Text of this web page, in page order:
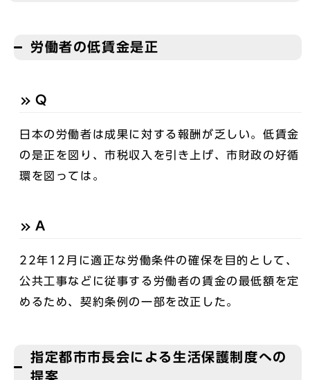
労働者の低賃金是正
Q
日本の労働者は成果に対する報酬が乏しい。低賃金
の是正を図り、市税収入を引き上げ、市財政の好循
環を図っては。
A
22年12月に適正な労働条件の確保を目的として、
公共工事などに従事する労働者の賃金の最低額を定
めるため、契約条例の一部を改正した。
指定都市市長会による生活保護制度への
提案